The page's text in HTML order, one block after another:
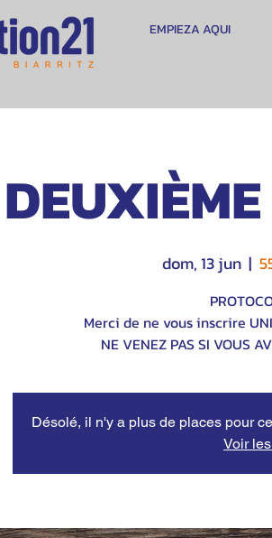
EMPIEZA AQUI
dom, 13 jun
  |
Merci de ne vous inscrire
NE VENEZ PAS SI VOUS
Désolé, il n'y a plus de places pour
Voir